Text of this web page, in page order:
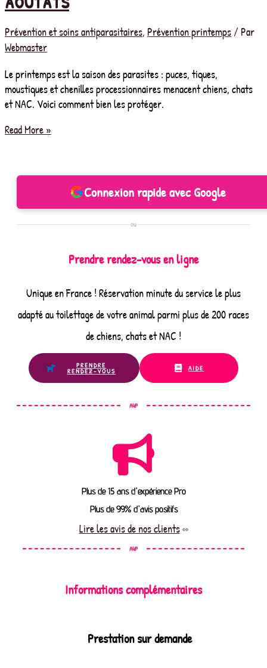
Prévention et soins antiparasitaires, Prévention printemps/ Par
Webmaster
Le printemps est la saison des parasites : puces, tiques,
moustiques et chenilles processionnaires menacent chiens, chats
et NAC. Voici comment bien les protéger.
Printemps
votre
chenilles,
poux
Read More »
Connexion rapide avec Google
ou
Prendre rendez-vous en ligne
Unique en France ! Réservation minute du service le plus
adapté au toilettage de votre animal parmi plus de 200 races
de chiens, chats et NAC !
PRENDRE
RENDEZ-VOUS AIDE
A4P
Plus de 15 ans d'expérience Pro
Plus de 99% d'avis positifs
Lire les avis de nos clients
A4P
Informations complémentaires
Prestation sur demande